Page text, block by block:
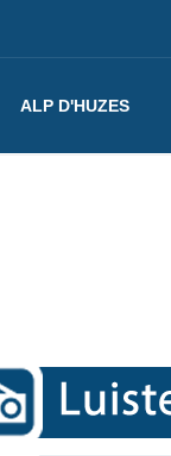
ALP D'HUZES